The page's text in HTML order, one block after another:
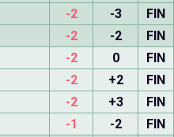
-2 -3
FIN
-2 -2 FIN
-2 0
FIN
-2 +2
FIN
-2 +3
FIN
-1 -2 FIN